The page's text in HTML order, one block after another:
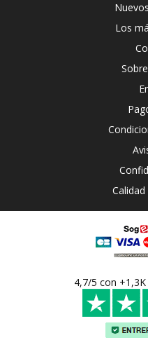
Los
4,7/5 con